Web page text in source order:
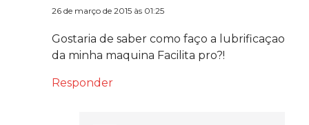
26 de março de 2015 às 01:25
Gostaria de saber como faço a lubrificaçao
da minha maquina Facilita pro?!
Responder